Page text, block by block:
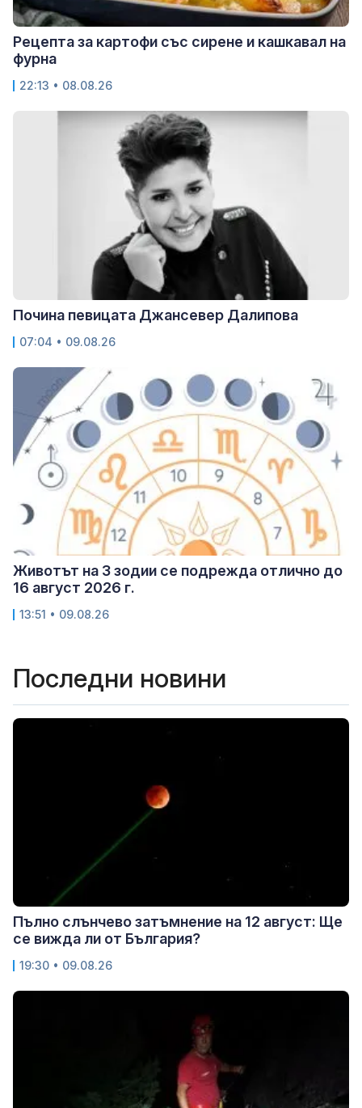
Рецепта за картофи със сирене и кашкавал на
фурна
22:13 • 08.08.26
Почина певицата Джансевер Далипова
07:04 • 09.08.26
Животът на 3 зодии се подрежда отлично до
16 август 2026 г.
13:51 • 09.08.26
Последни новини
Пълно слънчево затъмнение на 12 август: Ще
се вижда ли от България?
19:30 • 09.08.26